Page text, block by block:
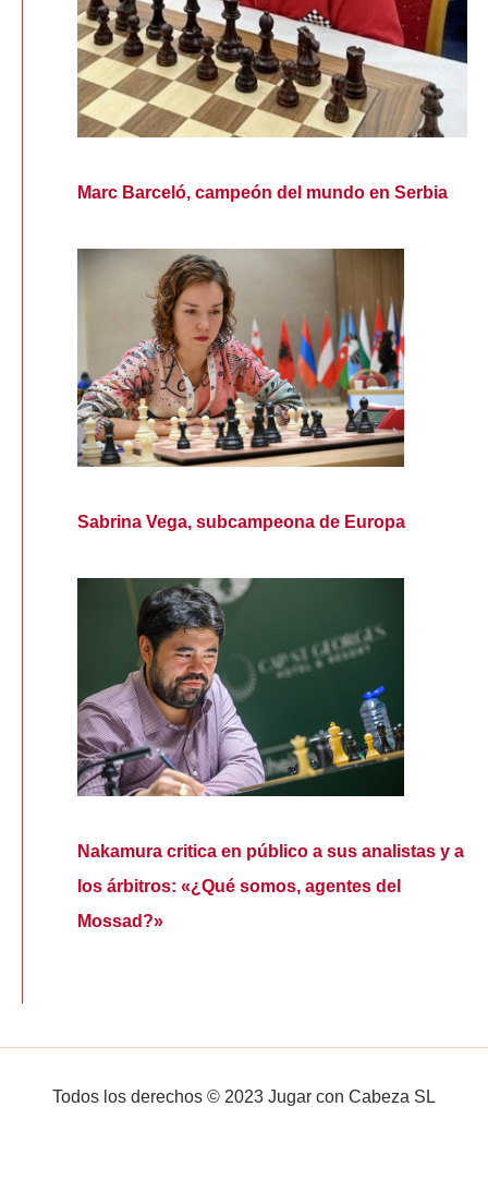
Marc Barceló, campeón del mundo en Serbia
Sabrina Vega, subcampeona de Europa
Nakamura critica en público a sus analistas y a
los árbitros: «¿Qué somos, agentes del
Mossad?»
Todos los derechos © 2023 Jugar con Cabeza SL